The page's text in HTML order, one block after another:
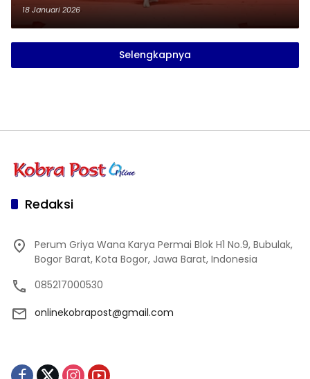
18 Januari 2026
Selengkapnya
Redaksi
Perum Griya Wana Karya Permai Blok H1 No.9, Bubulak,
Bogor Barat, Kota Bogor, Jawa Barat, Indonesia
085217000530
onlinekobrapost@gmail.com